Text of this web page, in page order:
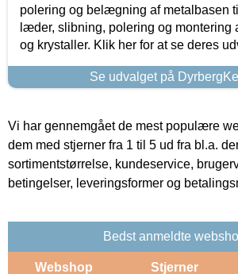
polering og belægning af metalbasen
læder, slibning, polering og montering
og krystaller. Klik her for at se deres
Se udvalget på
Vi har gennemgået de mest populære
dem med stjerner fra 1 til 5 ud fra bl.a.
sortimentstørrelse, kundeservice,
betingelser, leveringsformer og
Bedst anmeldte
Webshop Stjerner